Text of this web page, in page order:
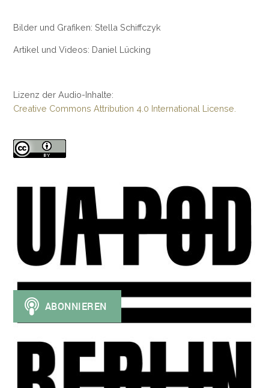
Bilder und Grafiken: Stella Schiffczyk
Artikel und Videos: Daniel Lücking
Lizenz der Audio-Inhalte:
Creative Commons Attribution 4.0 International License.